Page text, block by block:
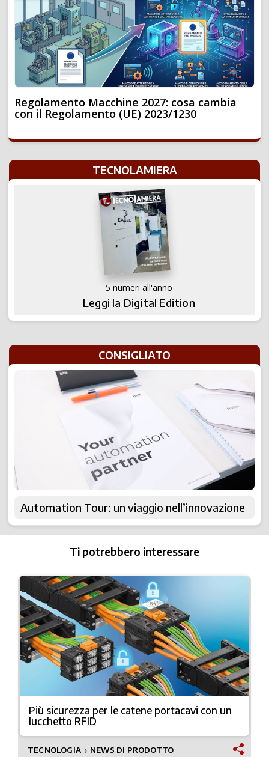
Regolamento Macchine 2027: cosa cambia
con il Regolamento (UE) 2023/1230
TECNOLAMIERA
5 numeri all'anno
Leggi la Digital Edition
CONSIGLIATO
Automation Tour: un viaggio nell’innovazione
Ti potrebbero interessare
Più sicurezza per le catene portacavi con un
lucchetto RFID
TECNOLOGIA ❯ NEWS DI PRODOTTO